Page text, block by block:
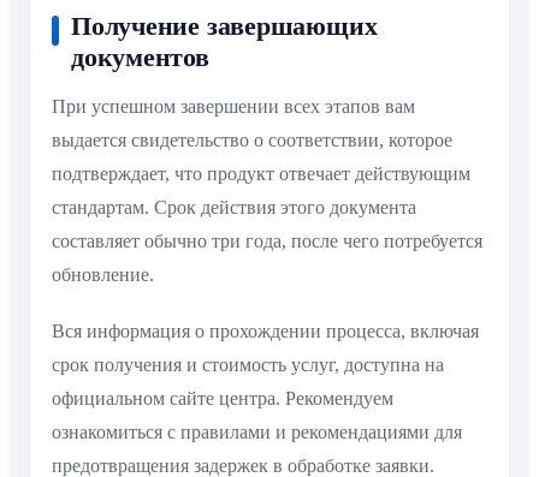
Получение завершающих
документов
При успешном завершении всех этапов вам
выдается свидетельство о соответствии, которое
подтверждает, что продукт отвечает действующим
стандартам. Срок действия этого документа
составляет обычно три года, после чего потребуется
обновление.
Вся информация о прохождении процесса, включая
срок получения и стоимость услуг, доступна на
официальном сайте центра. Рекомендуем
ознакомиться с правилами и рекомендациями для
предотвращения задержек в обработке заявки.